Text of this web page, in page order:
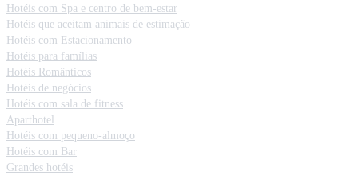
Hotéis com Spa e centro de bem-estar
Hotéis que aceitam animais de estimação
Hotéis com Estacionamento
Hotéis para famílias
Hotéis Românticos
Hotéis de negócios
Hotéis com sala de fitness
Aparthotel
Hotéis com pequeno-almoço
Hotéis com Bar
Grandes hotéis